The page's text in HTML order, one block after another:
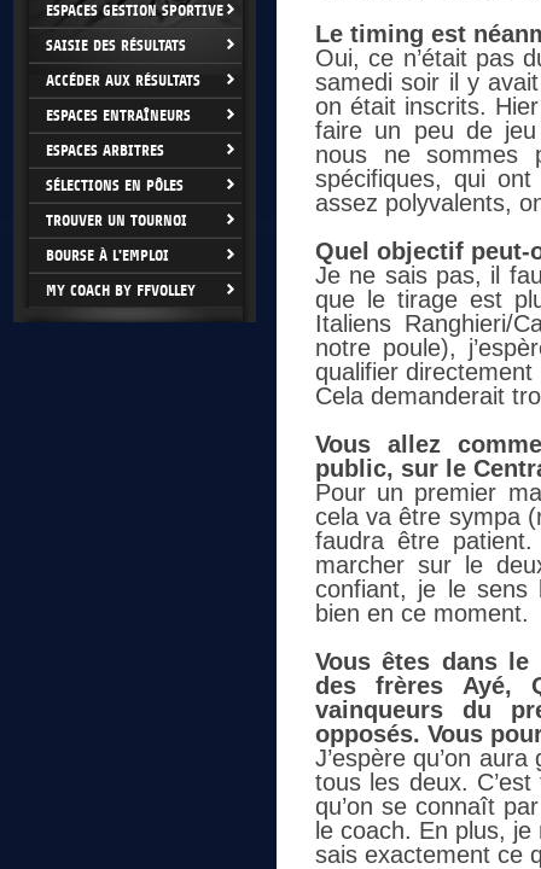
ESPACES GESTION SPORTIVE
SAISIE DES RÉSULTATS
ACCÉDER AUX RÉSULTATS
ESPACES ENTRAÎNEURS
ESPACES ARBITRES
SÉLECTIONS EN PÔLES
TROUVER UN TOURNOI
BOURSE À L'EMPLOI
MY COACH BY FFVOLLEY
Le timing est
Oui, ce n’était pas
samedi soir il y
on était inscrits.
faire un peu de jeu
nous ne sommes
spécifiques, qui
assez polyvalents,
Quel objectif peut-
Je ne sais pas, il
que le tirage est
Italiens Ranghieri/
notre poule),
qualifier
Cela demanderait
Vous allez
public, sur le
Pour un premier
cela va être sympa
faudra être
marcher sur le
confiant, je le sens
bien en ce moment.
Vous êtes dans le
des frères Ayé,
vainqueurs du
opposés. Vous
J’espère qu’on
tous les deux.
qu’on se connaît
le coach. En plus,
sais exactement ce